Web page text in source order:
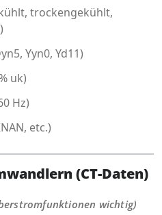
trockengekühlt,
Yyn0, Yd11)
uk)
Hz)
etc.)
(CT-Daten)
wichtig)